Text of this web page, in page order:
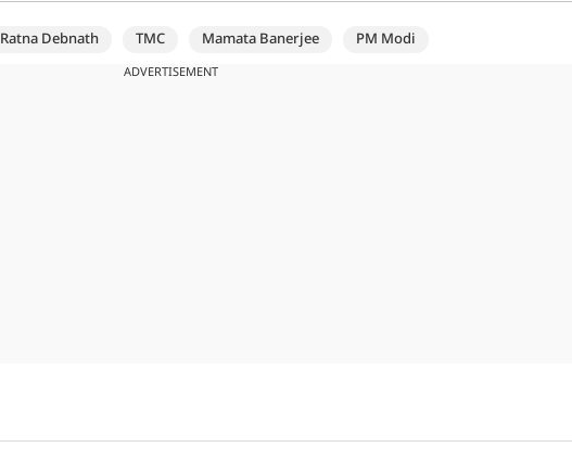
Ratna Debnath TMC Mamata Banerjee PM Modi
ADVERTISEMENT